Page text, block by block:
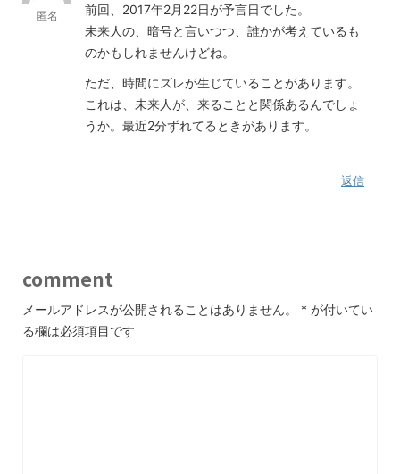
匿名
前回、2017年2月22日が予言日でした。
未来人の、暗号と言いつつ、誰かが考えているも
のかもしれませんけどね。
ただ、時間にズレが生じていることがあります。
これは、未来人が、来ることと関係あるんでしょ
うか。最近2分ずれてるときがあります。
返信
comment
メールアドレスが公開されることはありません。 * が付いてい
る欄は必須項目です